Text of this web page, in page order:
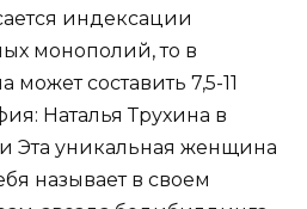
индексации
монополий, то в
составить 7,5-11
Наталья Трухина в
Эта уникальная женщина
называет в своем